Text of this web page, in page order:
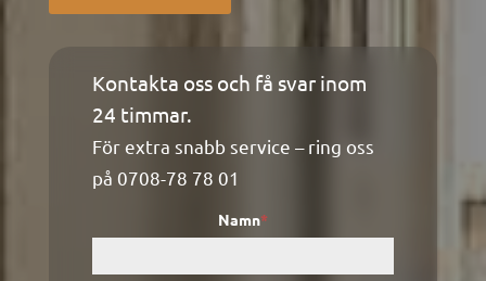
Kontaktformulär
Kontakta oss och få svar inom
24 timmar.
För extra snabb service – ring oss
på 0708-78 78 01
Namn*